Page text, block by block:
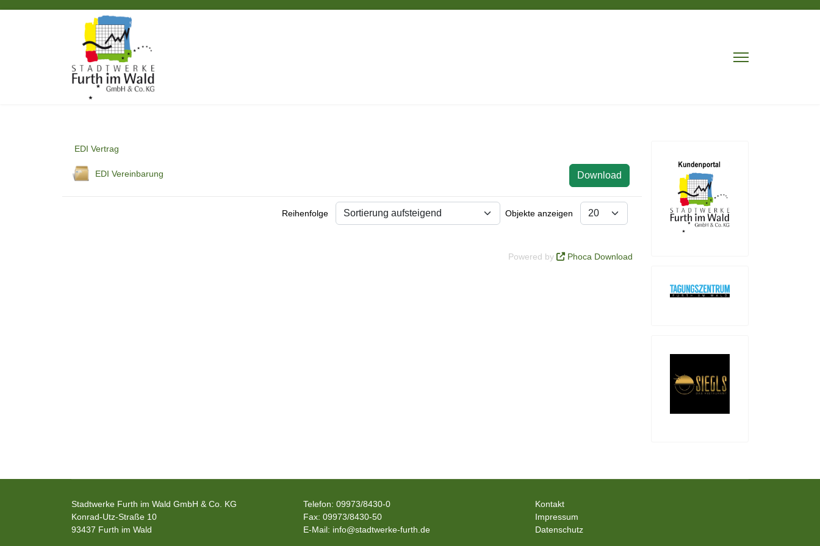
EDI Vertrag
EDI Vereinbarung Download
Reihenfolge Objekte anzeigen
Powered by Phoca Download
Stadtwerke Furth im Wald GmbH & Co. KG
Konrad-Utz-Straße 10
93437 Furth im Wald
Telefon: 09973/8430-0
Fax: 09973/8430-50
E-Mail: info@stadtwerke-furth.de
Kontakt
Impressum
Datenschutz